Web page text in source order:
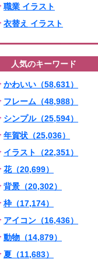
職業 イラスト
衣替え イラスト
人気のキーワード
かわいい（58,631）
フレーム（48,988）
シンプル（25,594）
年賀状（25,036）
イラスト（22,351）
花（20,699）
背景（20,302）
枠（17,174）
アイコン（16,436）
動物（14,879）
夏（11,683）